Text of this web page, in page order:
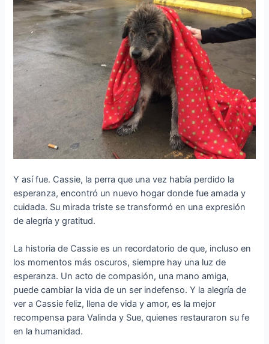
Y así fue. Cassie, la perra que una vez había perdido la
esperanza, encontró un nuevo hogar donde fue amada y
cuidada. Su mirada triste se transformó en una expresión
de alegría y gratitud.
La historia de Cassie es un recordatorio de que, incluso en
los momentos más oscuros, siempre hay una luz de
esperanza. Un acto de compasión, una mano amiga,
puede cambiar la vida de un ser indefenso. Y la alegría de
ver a Cassie feliz, llena de vida y amor, es la mejor
recompensa para Valinda y Sue, quienes restauraron su fe
en la humanidad.